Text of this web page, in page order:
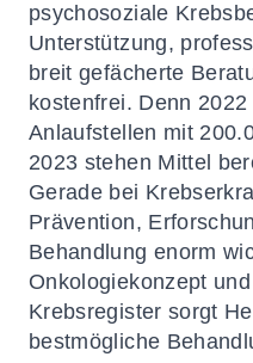
psychosoziale
Unterstützung,
breit gefächerte
kostenfrei. Denn
Anlaufstellen mit
2023 stehen Mittel
Gerade bei
Prävention,
Behandlung enorm
Onkologiekonzept
Krebsregister sorgt
bestmögliche